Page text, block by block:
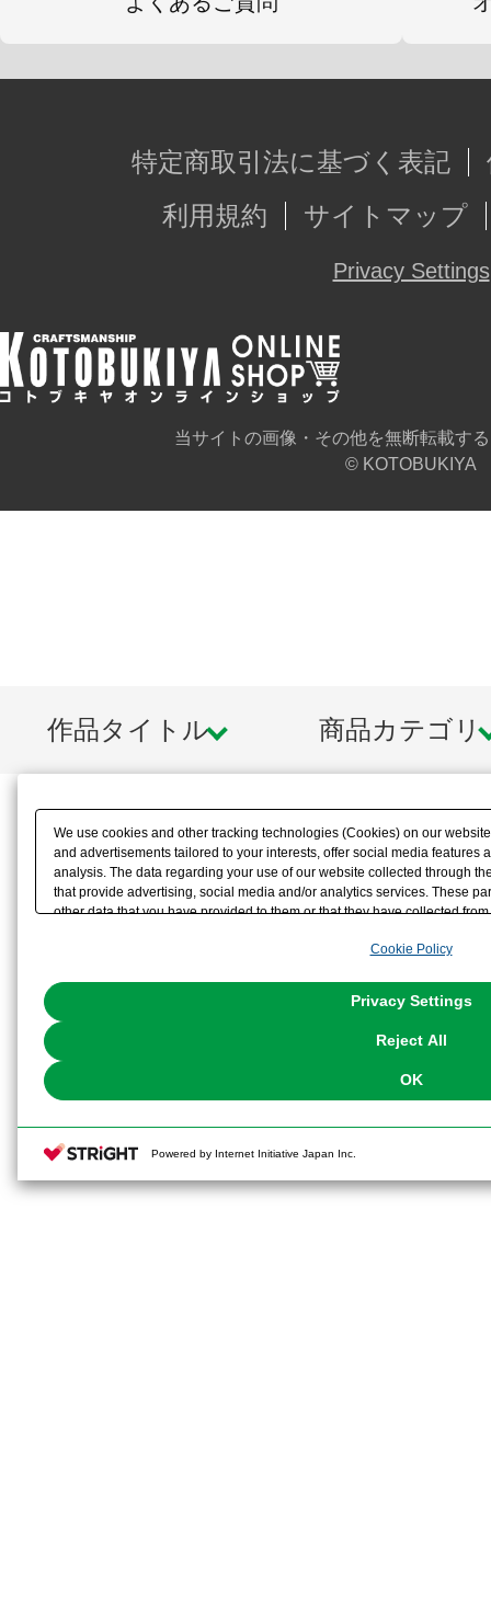
特定商取引法に基づく表記
利用規約
サイトマップ
Privacy Settings
当サイトの画像・その他を無断転載す
© KOTOBUKIYA
作品タイトル 商品カテゴリ
We use cookies and other tracking technologies (Cookies) on our
and advertisements tailored to your interests, offer social media features
analysis. The data regarding your use of our website collected through
that provide advertising, social media and/or analytics services. These
other data that you have provided to them or that they have collected
the use of all Cookies except for Strictly Necessary Cookies, please
You can change your consent or rejection settings at any time via
Cookie Policy
Privacy Settings
Reject All
OK
Powered by Internet Initiative Japan Inc.